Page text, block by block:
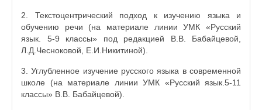
2. Текстоцентрический подход к изучению языка и
обучению речи (на материале линии УМК «Русский
язык. 5-9 классы» под редакцией В.В. Бабайцевой,
Л.Д.Чесноковой, Е.И.Никитиной).
3. Углубленное изучение русского языка в современной
школе (на материале линии УМК «Русский язык.5-11
классы» В.В. Бабайцевой).